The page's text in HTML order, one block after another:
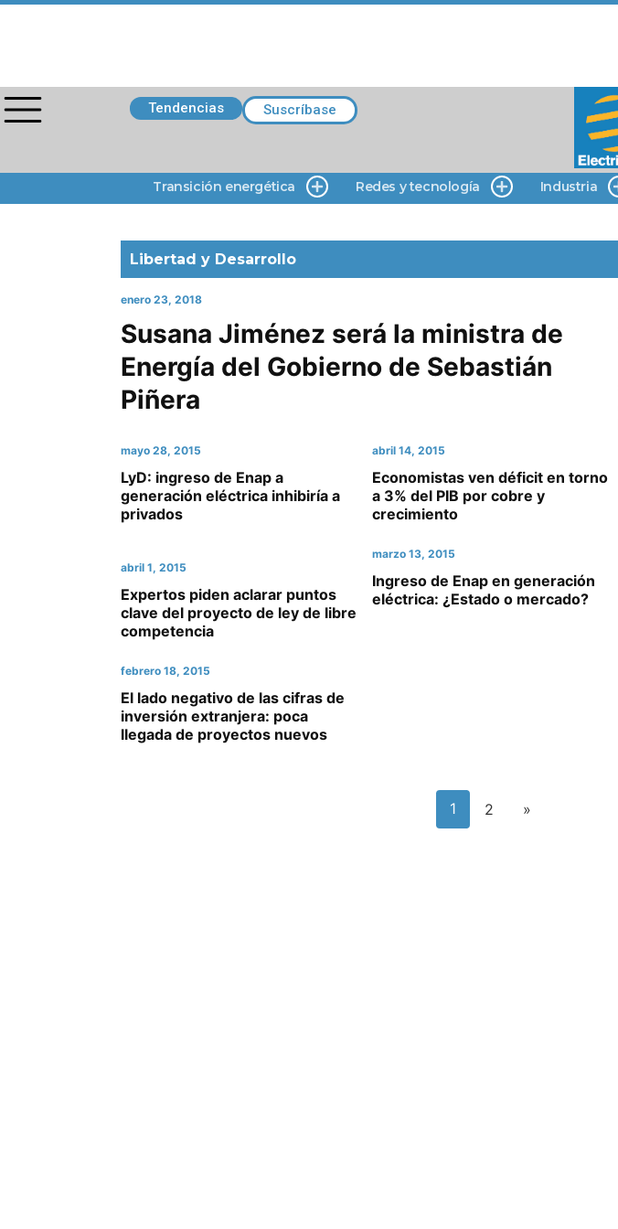
Tendencias Suscríbase
Transición energética Redes y tecnología Industria
Libertad y Desarrollo
enero 23, 2018
Susana Jiménez será la ministra de
Energía del Gobierno de Sebastián
Piñera
mayo 28, 2015
LyD: ingreso de Enap a
generación eléctrica inhibiría a
privados
abril 14, 2015
Economistas ven déficit en torno
a 3% del PIB por cobre y
crecimiento
abril 1, 2015
Expertos piden aclarar puntos
clave del proyecto de ley de libre
competencia
marzo 13, 2015
Ingreso de Enap en generación
eléctrica: ¿Estado o mercado?
febrero 18, 2015
El lado negativo de las cifras de
inversión extranjera: poca
llegada de proyectos nuevos
1 2 »